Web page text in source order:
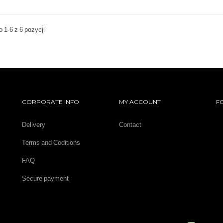
1-6 z 6 pozycji
CORPORATE INFO
Delivery
Terms and Coditions
FAQ
Secure payment
MY ACCOUNT
Contact